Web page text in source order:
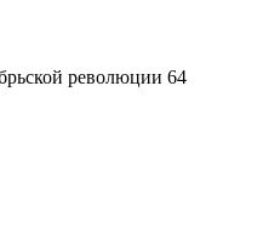
революции 64